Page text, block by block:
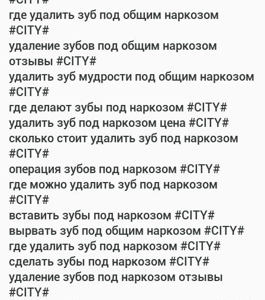
где удалить зуб под общим наркозом
#CITY#
удаление зубов под общим наркозом
отзывы #CITY#
удалить зуб мудрости под общим наркозом
#CITY#
где делают зубы под наркозом #CITY#
удалить зуб под наркозом цена #CITY#
сколько стоит удалить зуб под наркозом
#CITY#
операция зубов под наркозом #CITY#
где можно удалить зуб под наркозом
#CITY#
вставить зубы под наркозом #CITY#
вырвать зуб под общим наркозом #CITY#
где удалить зуб под наркозом #CITY#
сделать зубы под наркозом #CITY#
удаление зубов под наркозом отзывы
#CITY#